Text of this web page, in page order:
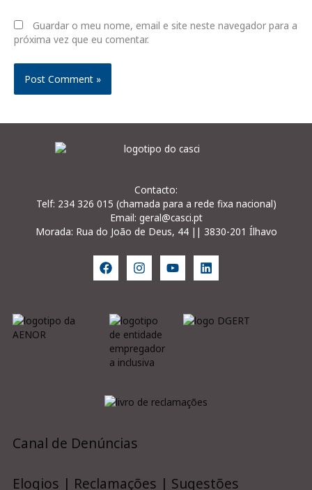
Guardar o meu nome, email e site neste navegador para a
próxima vez que eu comentar.
Contacto:
Telf: 234 326 015 (chamada para a rede fixa nacional)
Email: geral@casci.pt
Morada: Rua do João de Deus, 44 || 3830-201 Ílhavo
Canal de Denúncias
Elogios | Reclamações | Sugestões